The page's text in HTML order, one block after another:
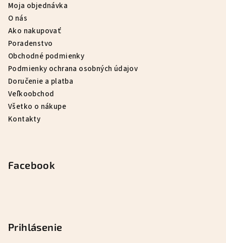
Moja objednávka
O nás
Ako nakupovať
Poradenstvo
Obchodné podmienky
Podmienky ochrana osobných údajov
Doručenie a platba
Veľkoobchod
Všetko o nákupe
Kontakty
Facebook
Prihlásenie